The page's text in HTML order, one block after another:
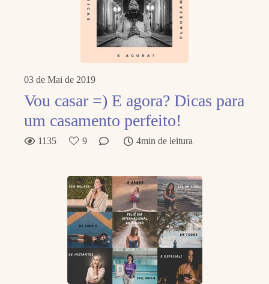
03 de Mai de 2019
Vou casar =) E agora? Dicas para
um casamento perfeito!
1135 9 4min de leitura